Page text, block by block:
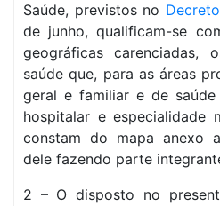
Saúde, previstos no
de junho, qualificam-se
geográficas carenciadas,
saúde que, para as áreas
geral e familiar e de
hospitalar e especialidade
constam do mapa anexo
dele fazendo parte
2 – O disposto no